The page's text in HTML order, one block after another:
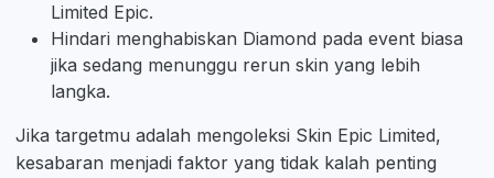
Limited Epic.
Hindari menghabiskan Diamond pada event biasa
jika sedang menunggu rerun skin yang lebih
langka.
Jika targetmu adalah mengoleksi Skin Epic Limited,
kesabaran menjadi faktor yang tidak kalah penting